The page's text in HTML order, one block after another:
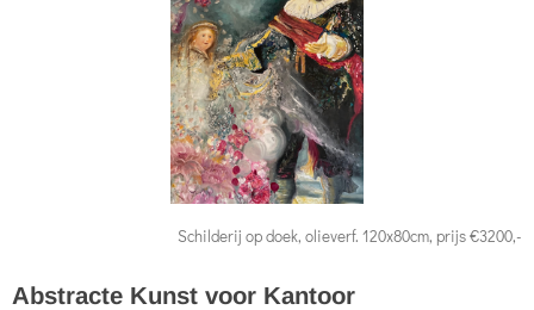
Schilderij op doek, olieverf. 120x80cm, prijs €3200,-
Abstracte Kunst voor Kantoor